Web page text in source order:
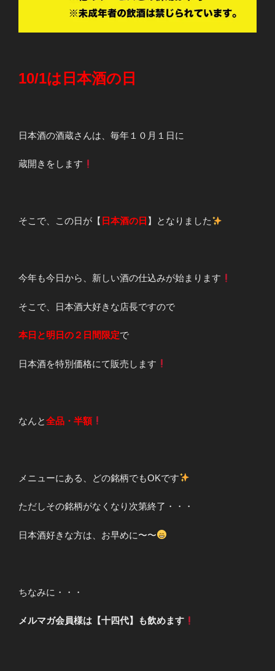
10/1は日本酒の日
日本酒の酒蔵さんは、毎年１０月１日に
蔵開きをします
そこで、この日が【 日本酒の日 】となりました
今年も今日から、新しい酒の仕込みが始まります
そこで、日本酒大好きな店長ですので
本日と明日の２日間限定で
日本酒を特別価格にて販売します
なんと全品・半額
メニューにある、どの銘柄でもOKです
ただしその銘柄がなくなり次第終了・・・
日本酒好きな方は、お早めに〜〜
ちなみに・・・
メルマガ会員様は【十四代】も飲めます